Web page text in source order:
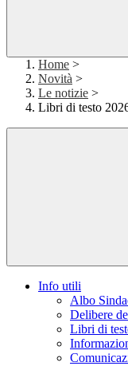
Home >
Novità >
Le notizie >
Libri di testo
Info utili
Albo
Delibere
Libri di